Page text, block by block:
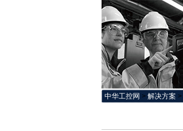
中华工控网 > 解决方案 >